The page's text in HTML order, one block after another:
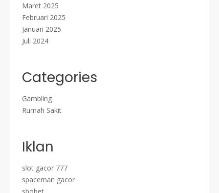
Maret 2025
Februari 2025
Januari 2025
Juli 2024
Categories
Gambling
Rumah Sakit
Iklan
slot gacor 777
spaceman gacor